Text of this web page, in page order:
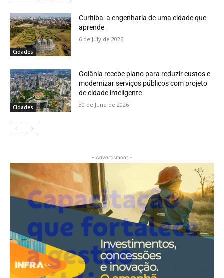
Cidades
Curitiba: a engenharia de uma cidade que
aprende
6 de July de 2026
Cidades
Goiânia recebe plano para reduzir custos e
modernizar serviços públicos com projeto
de cidade inteligente
30 de June de 2026
- Advertisment -